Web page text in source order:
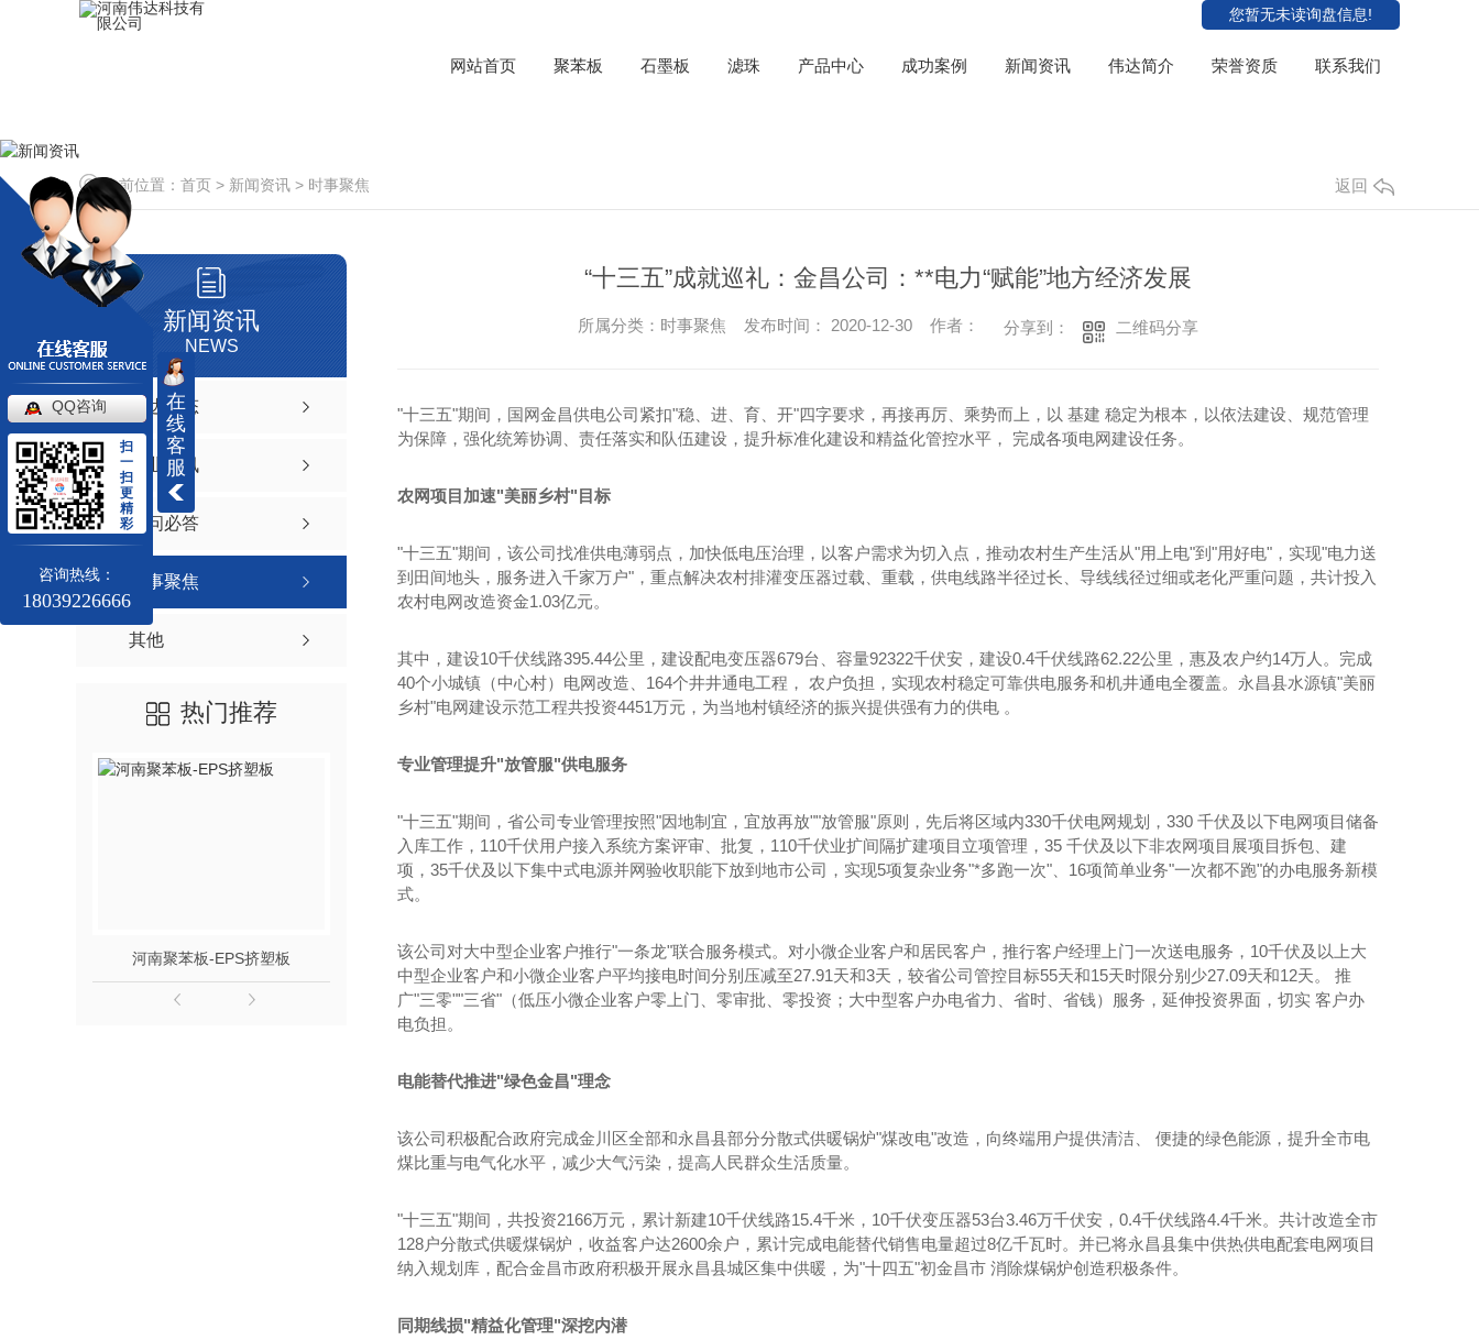
网站首页 聚苯板 石墨板 滤珠 产品中心 成功案例 新闻资讯 伟达简介 荣誉资质 联系我们
您暂无未读询盘信息!
当前位置： 首页 > 新闻资讯 > 时事聚焦 返回
新闻资讯
NEWS
伟达动态
行业资讯
有问必答
时事聚焦
其他
热门推荐
河南聚苯板-EPS挤塑板 河南SEPS石墨聚苯板 河南滤珠 河南氟碳保温板
“十三五”成就巡礼：金昌公司：**电力“赋能”地方经济发展
所属分类：时事聚焦 发布时间： 2020-12-30 作者： 分享到： 二维码分享
"十三五"期间，国网金昌供电公司紧扣"稳、进、育、开"四字要求，再接再厉、乘势而上，以 基建 稳定为根本，以依法建设、规范管理
为保障，强化统筹协调、责任落实和队伍建设，提升标准化建设和精益化管控水平， 完成各项电网建设任务。
农网项目加速"美丽乡村"目标
"十三五"期间，该公司找准供电薄弱点，加快低电压治理，以客户需求为切入点，推动农村生产生活从"用上电"到"用好电"，实现"电力送
到田间地头，服务进入千家万户"，重点解决农村排灌变压器过载、重载，供电线路半径过长、导线线径过细或老化严重问题，共计投入
农村电网改造资金1.03亿元。
其中，建设10千伏线路395.44公里，建设配电变压器679台、容量92322千伏安，建设0.4千伏线路62.22公里，惠及农户约14万人。完成
40个小城镇（中心村）电网改造、164个井井通电工程， 农户负担，实现农村稳定可靠供电服务和机井通电全覆盖。永昌县水源镇"美丽
乡村"电网建设示范工程共投资4451万元，为当地村镇经济的振兴提供强有力的供电 。
专业管理提升"放管服"供电服务
"十三五"期间，省公司专业管理按照"因地制宜，宜放再放""放管服"原则，先后将区域内330千伏电网规划，330 千伏及以下电网项目储备
入库工作，110千伏用户接入系统方案评审、批复，110千伏业扩间隔扩建项目立项管理，35 千伏及以下非农网项目展项目拆包、建
项，35千伏及以下集中式电源并网验收职能下放到地市公司，实现5项复杂业务"*多跑一次"、16项简单业务"一次都不跑"的办电服务新模
式。
该公司对大中型企业客户推行"一条龙"联合服务模式。对小微企业客户和居民客户，推行客户经理上门一次送电服务，10千伏及以上大
中型企业客户和小微企业客户平均接电时间分别压减至27.91天和3天，较省公司管控目标55天和15天时限分别少27.09天和12天。 推
广"三零""三省"（低压小微企业客户零上门、零审批、零投资；大中型客户办电省力、省时、省钱）服务，延伸投资界面，切实 客户办
电负担。
电能替代推进"绿色金昌"理念
该公司积极配合政府完成金川区全部和永昌县部分分散式供暖锅炉"煤改电"改造，向终端用户提供清洁、 便捷的绿色能源，提升全市电
煤比重与电气化水平，减少大气污染，提高人民群众生活质量。
"十三五"期间，共投资2166万元，累计新建10千伏线路15.4千米，10千伏变压器53台3.46万千伏安，0.4千伏线路4.4千米。共计改造全市
128户分散式供暖煤锅炉，收益客户达2600余户，累计完成电能替代销售电量超过8亿千瓦时。并已将永昌县集中供热供电配套电网项目
纳入规划库，配合金昌市政府积极开展永昌县城区集中供暖，为"十四五"初金昌市 消除煤锅炉创造积极条件。
同期线损"精益化管理"深挖内潜
在
线
客
服
QQ咨询
扫
一
扫
更
精
彩
咨询热线：
18039226666